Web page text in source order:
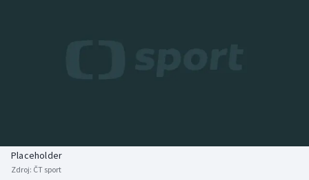
Biatlon
Aplikace ČT sport
Placeholder
Zdroj: ČT sport